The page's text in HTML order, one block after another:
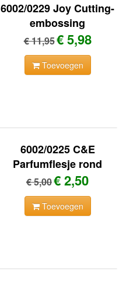
6002/0229 Joy Cutting-
embossing
€ 11,95€ 5,98
Toevoegen
6002/0225 C&E
Parfumflesje rond
€ 5,00€ 2,50
Toevoegen